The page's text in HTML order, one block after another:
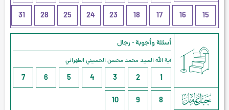
15
16
17
18
23
24
25
28
31
أسئلة وأجوبة - رجال
آية الله السيد محمد محسن الحسيني الطهراني
1
2
3
4
5
6
7
8
9
10